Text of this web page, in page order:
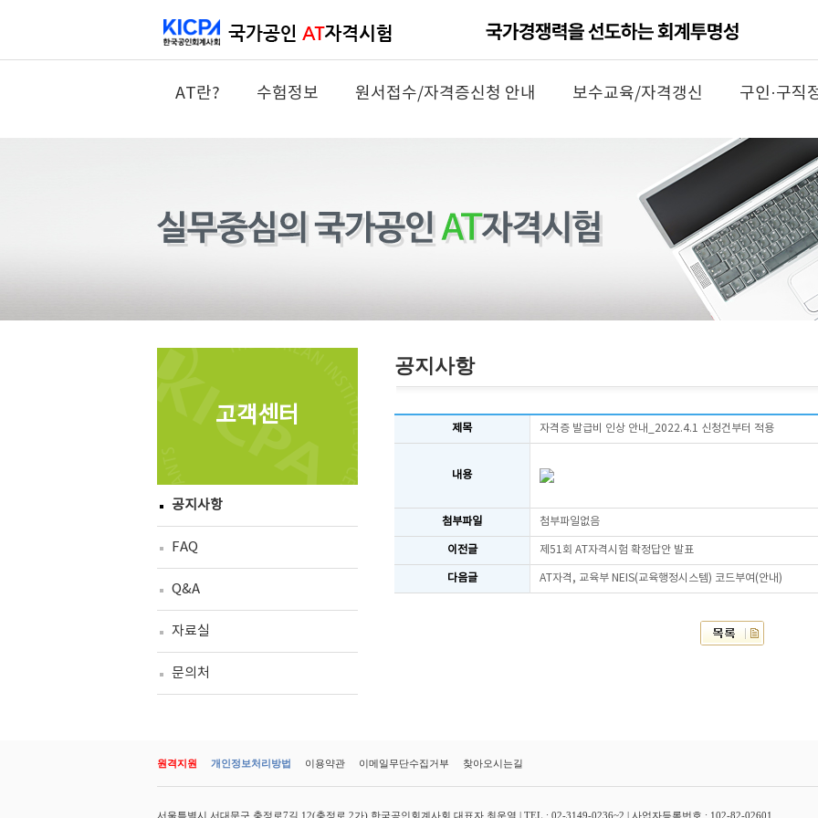
AT란? 수험정보 원서접수/자격증신청 안내 보수교육/자격갱신 구인·구직
고객센터
공지사항
FAQ
Q&A
자료실
문의처
공지사항
제목 자격증 발급비 인상 안내_2022.4.1 신청건부터 적용
내용
첨부파일 첨부파일없음
이전글 제51회 AT자격시험 확정답안 발표
다음글 AT자격, 교육부 NEIS(교육행정시스템) 코드부여(안내)
원격지원 개인정보처리방법 이용약관 이메일무단수집거부 찾아오시는길
서울특별시 서대문구 충정로7길 12(충정로 2가) 한국공인회계사회 대표자 최운열 | TEL : 02-3149-0236~2 | 사업자등록번호 : 102-82-02601